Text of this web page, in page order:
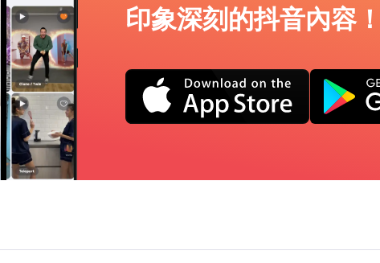
印象深刻的抖音內容！